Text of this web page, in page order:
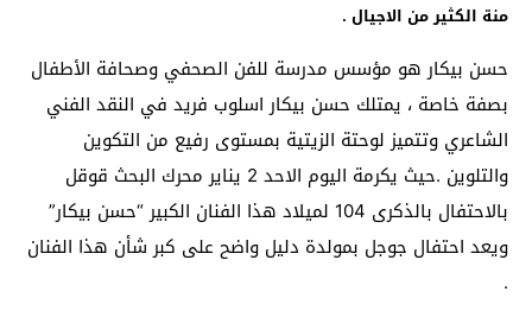
منة الكثير من الاجيال .
حسن بيكار هو مؤسس مدرسة للفن الصحفي وصحافة الأطفال
بصفة خاصة ، يمتلك حسن بيكار اسلوب فريد في النقد الفني
الشاعري وتتميز لوحتة الزيتية بمستوى رفيع من التكوين
والتلوين .حيث يكرمة اليوم الاحد 2 يناير محرك البحث قوقل
بالاحتفال بالذكرى 104 لميلاد هذا الفنان الكبير “حسن بيكار”
ويعد احتفال جوجل بمولدة دليل واضح على كبر شأن هذا الفنان
.